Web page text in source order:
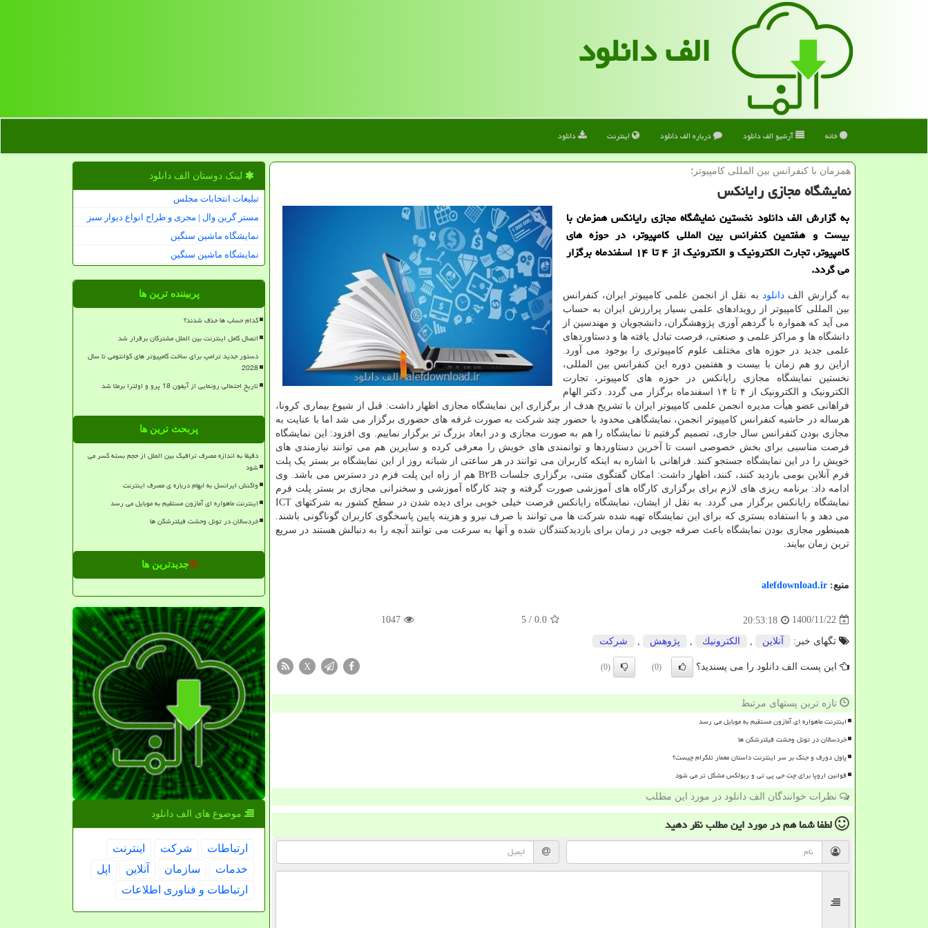
الف دانلود
خانه آرشیو الف دانلود درباره الف دانلود اینترنت دانلود
همزمان با كنفرانس بین المللی كامپیوتر؛
نمایشگاه مجازی رایانکس
به گزارش الف دانلود نخستین نمایشگاه مجازی رایانکس همزمان با
بیست و هفتمین کنفرانس بین المللی کامپیوتر، در حوزه های
کامپیوتر، تجارت الکترونیک و الکترونیک از ۴ تا ۱۴ اسفندماه برگزار
می گردد.
به گزارش الف دانلودبه نقل از انجمن علمی کامپیوتر ایران، کنفرانس
بین المللی کامپیوتر از رویدادهای علمی بسیار پرارزش ایران به حساب
می آید که همواره با گردهم آوری پژوهشگران، دانشجویان و مهندسین از
دانشگاه ها و مراکز علمی و صنعتی، فرصت تبادل یافته ها و دستاوردهای
علمی جدید در حوزه های مختلف علوم کامپیوتری را بوجود می آورد.
ازاین رو هم زمان با بیست و هفتمین دوره این کنفرانس بین المللی،
نخستین نمایشگاه مجازی رایانکس در حوزه های کامپیوتر، تجارت
الکترونیک و الکترونیک از ۴ تا ۱۴ اسفندماه برگزار می گردد. دکتر الهام
فراهانی عضو هیأت مدیره انجمن علمی کامپیوتر ایران با تشریح هدف از برگزاری این نمایشگاه مجازی اظهار داشت: قبل از شیوع بیماری کرونا،
هرساله در حاشیه کنفرانس کامپیوتر انجمن، نمایشگاهی محدود با حضور چند شرکت به صورت غرفه های حضوری برگزار می شد اما با عنایت به
مجازی بودن کنفرانس سال جاری، تصمیم گرفتیم تا نمایشگاه را هم به صورت مجازی و در ابعاد بزرگ تر برگزار نماییم. وی افزود: این نمایشگاه
فرصت مناسبی برای بخش خصوصی است تا آخرین دستاوردها و توانمندی های خویش را معرفی کرده و سایرین هم می توانند نیازمندی های
خویش را در این نمایشگاه جستجو کنند. فراهانی با اشاره به اینکه کاربران می توانند در هر ساعتی از شبانه روز از این نمایشگاه بر بستر یک پلت
فرم آنلاین بومی بازدید کنند، کنند، اظهار داشت: امکان گفتگوی متنی، برگزاری جلسات B۲B هم از راه این پلت فرم در دسترس می باشد. وی
ادامه داد: برنامه ریزی های لازم برای برگزاری کارگاه های آموزشی صورت گرفته و چند کارگاه آموزشی و سخنرانی مجازی بر بستر پلت فرم
نمایشگاه رایانکس برگزار می گردد. به نقل از ایشان، نمایشگاه رایانکس فرصت خیلی خوبی برای دیده شدن در سطح کشور به شرکتهای ICT
می دهد و با استفاده بستری که برای این نمایشگاه تهیه شده شرکت ها می توانند با صرف نیرو و هزینه پایین پاسخگوی کاربران گوناگونی باشند.
همینطور مجازی بودن نمایشگاه باعث صرفه جویی در زمان برای بازدیدکنندگان شده و آنها به سرعت می توانند آنچه را به دنبالش هستند در سریع
ترین زمان بیایند.
منبع: alefdownload.ir
1400/11/22
20:53:18
0.0
/ 5
1047
تگهای خبر: آنلاین الكترونیك پژوهش شركت
این پست الف دانلود را می پسندید؟ (0)
(0)
X
تازه ترین پستهای مرتبط
اینترنت ماهواره ای آمازون مستقیم به موبایل می رسد
خردسالان در تونل وحشت فیلترشکن ها
پاول دورف و جنگ بر سر اینترنت داستان معمار تلگرام چیست؟
قوانین اروپا برای چت جی پی تی و ربولکس مشکل تر می شود
نظرات خوانندگان الف دانلود در مورد این مطلب
لطفا شما همدر مورد این مطلبنظر دهید
لینک دوستان الف دانلود
تبلیغات انتخابات مجلس
مستر گرین وال | مجری و طراح انواع دیوار سبز
نمایشگاه ماشین سنگین
نمایشگاه ماشین سنگین
پربیننده ترین ها
کدام حساب ها حذف شدند؟
اتصال کامل اینترنت بین الملل مشترکان برقرار شد
دستور جدید ترامپ برای ساخت کامپیوتر های کوانتومی تا سال
2028
تاریخ احتمالی رونمایی از آیفون 18 پرو و اولترا برملا شد
پربحث ترین ها
دقیقا به اندازه مصرف ترافیک بین الملل از حجم بسته کسر می
شود
واکنش ایرانسل به ابهام درباره ی مصرف اینترنت
اینترنت ماهواره ای آمازون مستقیم به موبایل می رسد
خردسالان در تونل وحشت فیلترشکن ها
جدیدترین ها
موضوع های الف دانلود
ارتباطات شركت
اینترنت
خدمات
سازمان آنلاین
اپل
ارتباطات و فناوری اطلاعات